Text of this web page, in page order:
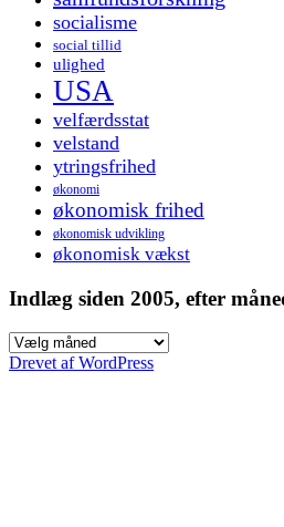
socialisme
social tillid
ulighed
USA
velfærdsstat
velstand
ytringsfrihed
økonomi
økonomisk frihed
økonomisk udvikling
økonomisk vækst
Indlæg siden 2005, efter
Indlæg
siden
Drevet af WordPress